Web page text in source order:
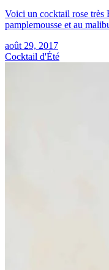
Voici un cocktail rose très
pamplemousse et au
août 29, 2017
Cocktail d'Été